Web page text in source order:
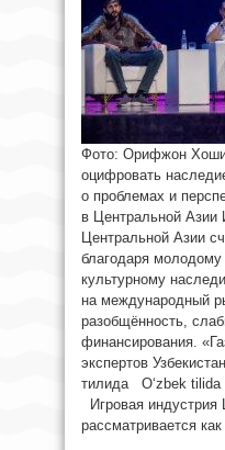
Фото: Орифжон
оцифровать
о проблемах и
в Центральной Азии
Центральной Азии
благодаря
культурному
на международный
разобщённость,
финансирования.
экспертов
тилида O‘zbek
Игровая индустрия
рассматривается